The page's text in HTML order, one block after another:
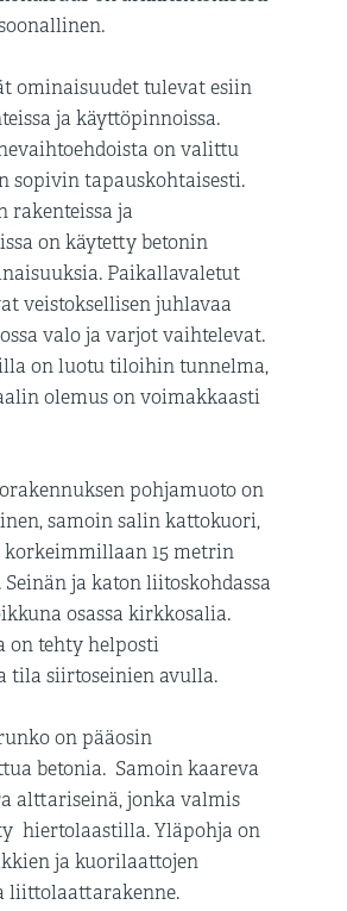
ominaisuudet tulevat esiin
ja käyttöpinnoissa.
on valittu
sopivin tapauskohtaisesti.
rakenteissa ja
on käytetty betonin
Paikallavaletut
veistoksellisen juhlavaa
valo ja varjot vaihtelevat.
on luotu tiloihin tunnelma,
olemus on voimakkaasti
pohjamuoto on
samoin salin kattokuori,
15 metrin
Seinän ja katon liitoskohdassa
osassa kirkkosalia.
on tehty helposti
tila siirtoseinien avulla.
on pääosin
betonia. Samoin kaareva
alttariseinä, jonka valmis
hiertolaastilla. Yläpohja on
ja kuorilaattojen
liittolaattarakenne.